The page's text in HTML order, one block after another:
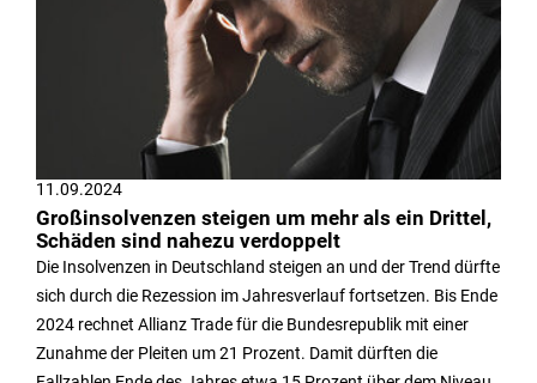
11.09.2024
Großinsolvenzen steigen um mehr als ein Drittel,
Schäden sind nahezu verdoppelt
Die Insolvenzen in Deutschland steigen an und der Trend dürfte
sich durch die Rezession im Jahresverlauf fortsetzen. Bis Ende
2024 rechnet Allianz Trade für die Bundesrepublik mit einer
Zunahme der Pleiten um 21 Prozent. Damit dürften die